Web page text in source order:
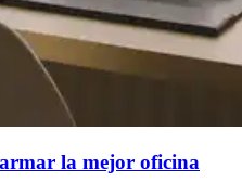
la mejor oficina